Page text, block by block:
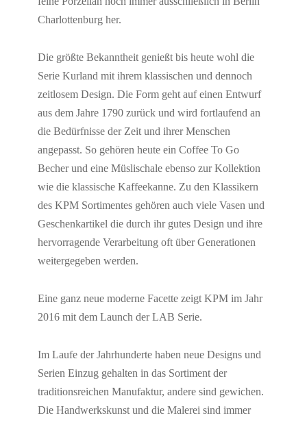
Charlottenburg her.
Die größte Bekanntheit genießt bis heute wohl die
Serie Kurland mit ihrem klassischen und dennoch
zeitlosem Design. Die Form geht auf einen Entwurf
aus dem Jahre 1790 zurück und wird fortlaufend an
die Bedürfnisse der Zeit und ihrer Menschen
angepasst. So gehören heute ein Coffee To Go
Becher und eine Müslischale ebenso zur Kollektion
wie die klassische Kaffeekanne. Zu den Klassikern
des KPM Sortimentes gehören auch viele Vasen und
Geschenkartikel die durch ihr gutes Design und ihre
hervorragende Verarbeitung oft über Generationen
weitergegeben werden.
Eine ganz neue moderne Facette zeigt KPM im Jahr
2016 mit dem Launch der LAB Serie.
Im Laufe der Jahrhunderte haben neue Designs und
Serien Einzug gehalten in das Sortiment der
traditionsreichen Manufaktur, andere sind gewichen.
Die Handwerkskunst und die Malerei sind immer